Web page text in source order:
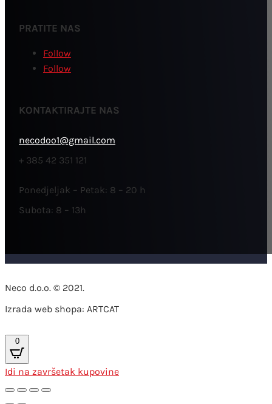
PRATITE NAS
Follow
Follow
KONTAKTIRAJTE NAS
necodoo1@gmail.com
+ 385 42 351 121
Ponedjeljak – Petak: 8 – 20 h
Subota: 8 – 13h
Neco d.o.o. © 2021.
Izrada web shopa: ARTCAT
0
Idi na završetak kupovine